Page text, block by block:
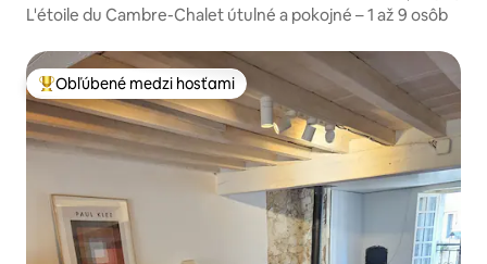
L'étoile du Cambre-Chalet útulné a pokojné – 1 až 9 osôb
Najobľúbenejšie medzi hosťami
Obľúbené medzi hosťami